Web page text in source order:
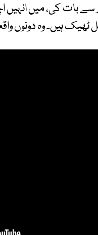
سے بات کی، میں
ٹھیک ہیں۔ وہ دونوں